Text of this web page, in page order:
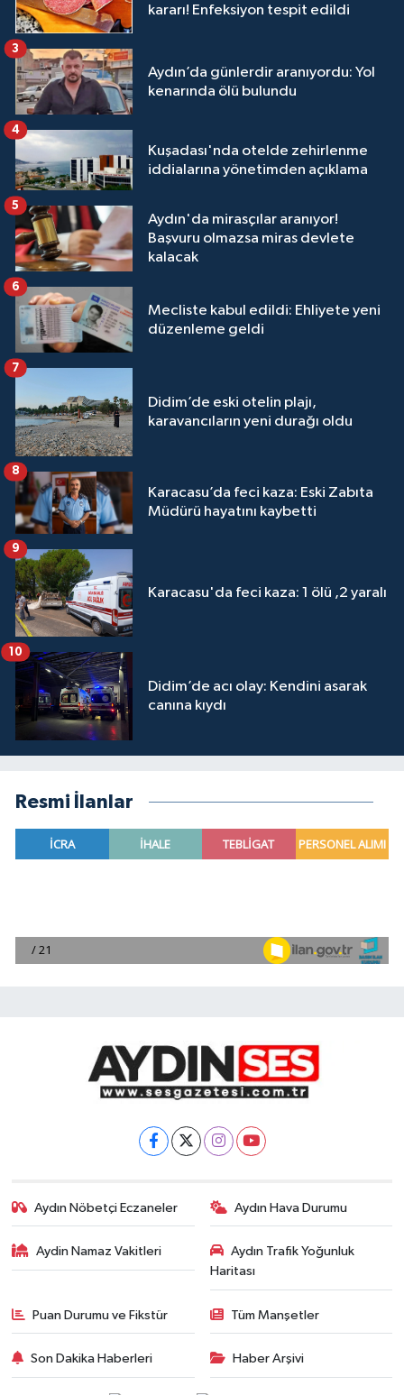
kararı! Enfeksiyon tespit edildi
Aydın’da günlerdir aranıyordu: Yol
kenarında ölü bulundu
3
Kuşadası'nda otelde zehirlenme
iddialarına yönetimden açıklama
4
Aydın'da mirasçılar aranıyor!
Başvuru olmazsa miras devlete
kalacak
5
Mecliste kabul edildi: Ehliyete yeni
düzenleme geldi
6
Didim’de eski otelin plajı,
karavancıların yeni durağı oldu
7
Karacasu’da feci kaza: Eski Zabıta
Müdürü hayatını kaybetti
8
Karacasu'da feci kaza: 1 ölü ,2 yaralı
9
Didim’de acı olay: Kendini asarak
canına kıydı
10
Resmi İlanlar
Aydın Nöbetçi Eczaneler Aydın Hava Durumu
Aydin Namaz Vakitleri
Aydın Trafik Yoğunluk
Haritası
Puan Durumu ve Fikstür Tüm Manşetler
Son Dakika Haberleri Haber Arşivi